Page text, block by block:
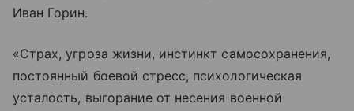
Иван Горин.
«Страх, угроза жизни, инстинкт самосохранения,
постоянный боевой стресс, психологическая
усталость, выгорание от несения военной